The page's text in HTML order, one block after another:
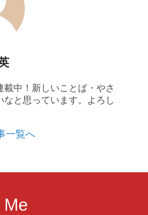
載中！新しいことば・やさ
と思っています。よろし
一覧へ
Me